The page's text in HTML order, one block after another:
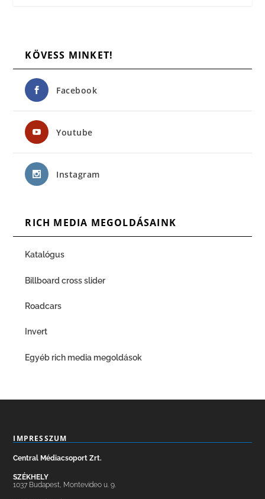
KÖVESS MINKET!
Facebook
Youtube
Instagram
RICH MEDIA MEGOLDÁSAINK
Katalógus
Billboard cross slider
Roadcars
Invert
Egyéb rich media megoldások
IMPRESSZUM
Central Médiacsoport Zrt.
SZÉKHELY
1037 Budapest, Montevideo u. 9.